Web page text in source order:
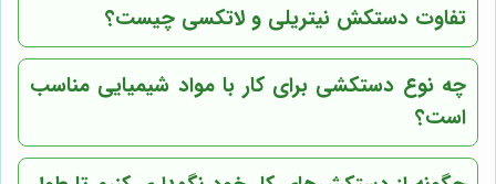
تفاوت دستکش نیتریلی و لاتکسی چیست؟
چه نوع دستکشی برای کار با مواد شیمیایی مناسب
است؟